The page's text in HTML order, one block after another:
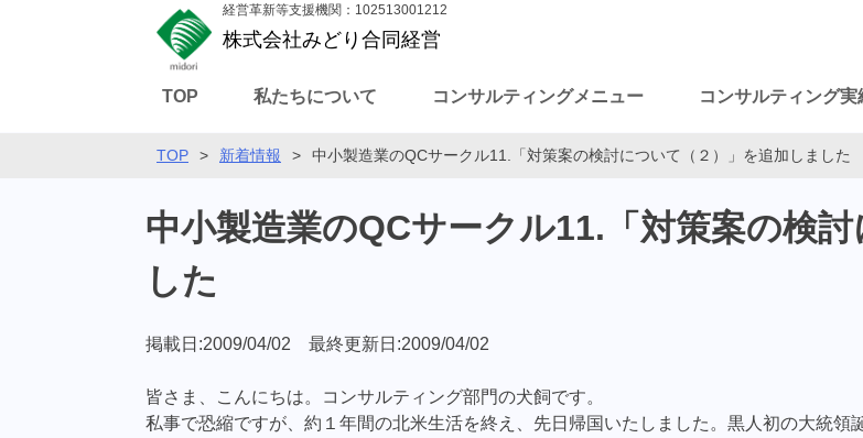
経営革新等支援機関：102513001212
株式会社みどり合同経営
TOP 私たちについて コンサルティングメニュー コンサルティング実
TOP > 新着情報 > 中小製造業のQCサークル11.「対策案の検討について（２）」を追加しました
中小製造業のQCサークル11.「対策案の検
した
掲載日:2009/04/02 最終更新日:2009/04/02
皆さま、こんにちは。コンサルティング部門の犬飼です。
私事で恐縮ですが、約１年間の北米生活を終え、先日帰国いたしました。黒人初の大統